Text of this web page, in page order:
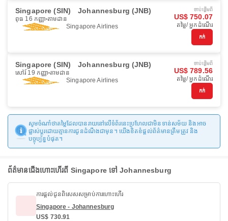
Singapore (SIN) Johannesburg (JNB)
ពុធ 16 កញ្ញា តាមដាន
Singapore Airlines
ចាប់ផ្ដើមពី
US$ 750.07
តម្លៃ/ អ្នកដំណើរ
កក់
Singapore (SIN) Johannesburg (JNB)
សៅរ៍ 19 កញ្ញា តាមដាន
Singapore Airlines
ចាប់ផ្ដើមពី
US$ 789.56
តម្លៃ/ អ្នកដំណើរ
កក់
សូមចំណាំថាតម្លៃដែលបានរាយនៅលើទំព័រនេះប្រហែលជាមិនទាន់សម័យ និងអាច
ផ្លាស់ប្តូរដោយគ្មានការជូនដំណឹងជាមុន។ យើងខិតខំផ្តល់ព័ត៌មានត្រឹមត្រូវ និង
បច្ចុប្បន្នបំផុត។
ព័ត៌មានជើងហោះហើរពី Singapore ទៅ Johannesburg
ការផ្តល់ជូនពិសេសសម្រាប់ការហោះហើរ
Singapore - Johannesburg
US$ 730.91